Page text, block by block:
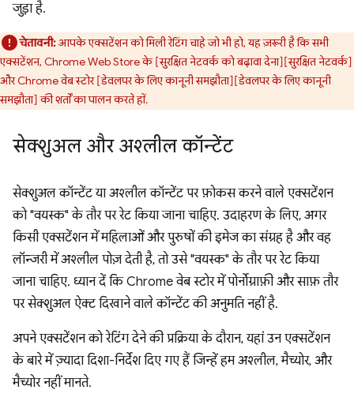
जुड़ा है.
चेतावनी:आपके एक्सटेंशन को मिली रेटिंग चाहे जो भी हो, यह ज़रूरी है कि सभी
एक्सटेंशन, Chrome Web Store के [सुरक्षित नेटवर्क को बढ़ावा देना][सुरक्षित नेटवर्क]
और Chrome वेब स्टोर [डेवलपर के लिए कानूनी समझौता][डेवलपर के लिए कानूनी
समझौता] की शर्तों का पालन करते हों.
सेक्शुअल और अश्लील कॉन्टेंट
सेक्शुअल कॉन्टेंट या अश्लील कॉन्टेंट पर फ़ोकस करने वाले एक्सटेंशन
को "वयस्क" के तौर पर रेट किया जाना चाहिए. उदाहरण के लिए, अगर
किसी एक्सटेंशन में महिलाओं और पुरुषों की इमेज का संग्रह है और वह
लॉन्जरी में अश्लील पोज़ देती है, तो उसे "वयस्क" के तौर पर रेट किया
जाना चाहिए. ध्यान दें कि Chrome वेब स्टोर में पोर्नोग्राफ़ी और साफ़ तौर
पर सेक्शुअल ऐक्ट दिखाने वाले कॉन्टेंट की अनुमति नहीं है.
अपने एक्सटेंशन को रेटिंग देने की प्रक्रिया के दौरान, यहां उन एक्सटेंशन
के बारे में ज़्यादा दिशा-निर्देश दिए गए हैं जिन्हें हम अश्लील, मैच्योर, और
मैच्योर नहीं मानते.